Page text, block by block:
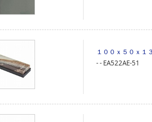
１００ｘ５０ｘ
‐‐ EA522AE-51